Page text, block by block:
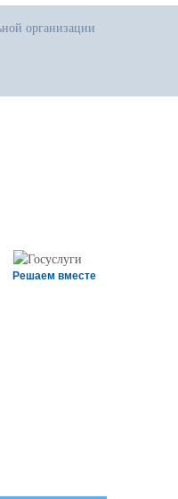
организации
Решаем вместе